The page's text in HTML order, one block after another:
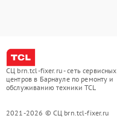
СЦ brn.tcl-fixer.ru - сеть сервисных
центров в Барнауле по ремонту и
обслуживанию техники TCL
2021-2026 © СЦ brn.tcl-fixer.ru